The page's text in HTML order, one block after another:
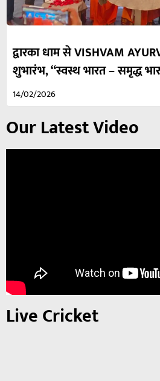
द्वारका धाम से VISHVAM
शुभारंभ, “स्वस्थ भारत – समृद्ध
14/02/2026
Our Latest Video
Live Cricket